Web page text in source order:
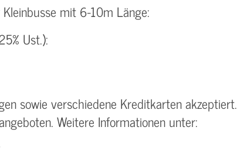
mit 6-10m Länge:
Ust.):
sowie verschiedene Kreditkarten akzeptiert.
Weitere Informationen unter: